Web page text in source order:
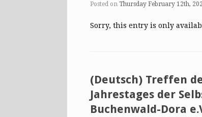
Posted on Thursday February 12th,
Sorry, this entry is only
(Deutsch) Treffen
Jahrestages der
Buchenwald-Dora